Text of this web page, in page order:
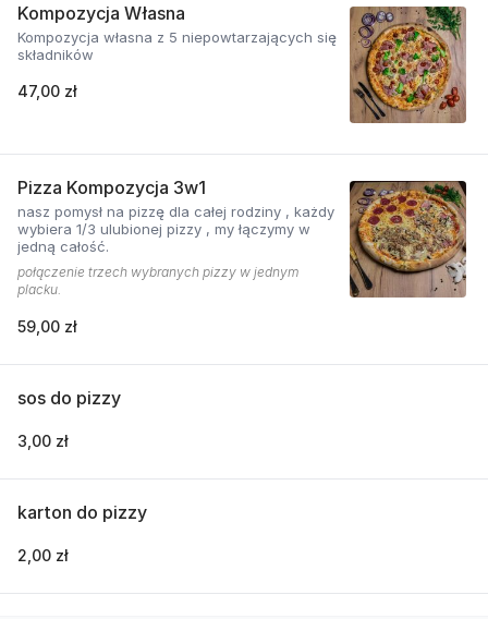
Kompozycja Własna
Kompozycja własna z 5 niepowtarzających się
składników
47,00 zł
Pizza Kompozycja 3w1
nasz pomysł na pizzę dla całej rodziny , każdy
wybiera 1/3 ulubionej pizzy , my łączymy w
jedną całość.
połączenie trzech wybranych pizzy w jednym
placku.
59,00 zł
sos do pizzy
3,00 zł
karton do pizzy
2,00 zł